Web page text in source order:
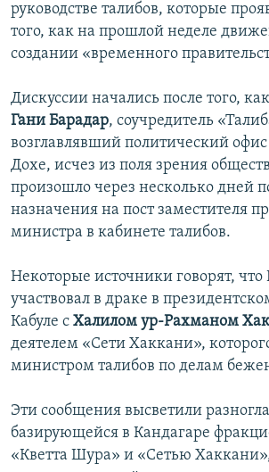
руководстве талибов, которые
того, как на прошлой неделе
создании «временного
Дискуссии начались после того,
Гани Барадар, соучредитель
возглавлявший политический
Дохе, исчез из поля зрения
произошло через несколько дней
назначения на пост заместителя
министра в кабинете талибов.
Некоторые источники говорят, что
участвовал в драке в
Кабуле с Халилом ур-Рахманом
деятелем «Сети Хаккани»,
министром талибов по делам
Эти сообщения высветили
базирующейся в Кандагаре
«Кветта Шура» и «Сетью